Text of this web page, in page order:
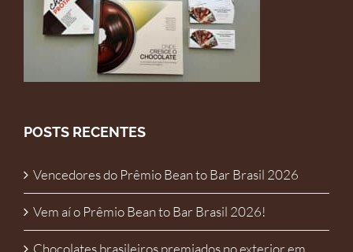
POSTS RECENTES
Vencedores do Prêmio Bean to Bar Brasil 2026
Vem aí o Prêmio Bean to Bar Brasil 2026!
Chocolates brasileiros premiados no exterior em